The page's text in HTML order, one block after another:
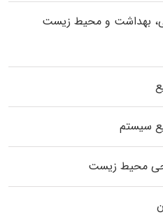
بهداشت و محیط زیست
سیستم
محیط زیست